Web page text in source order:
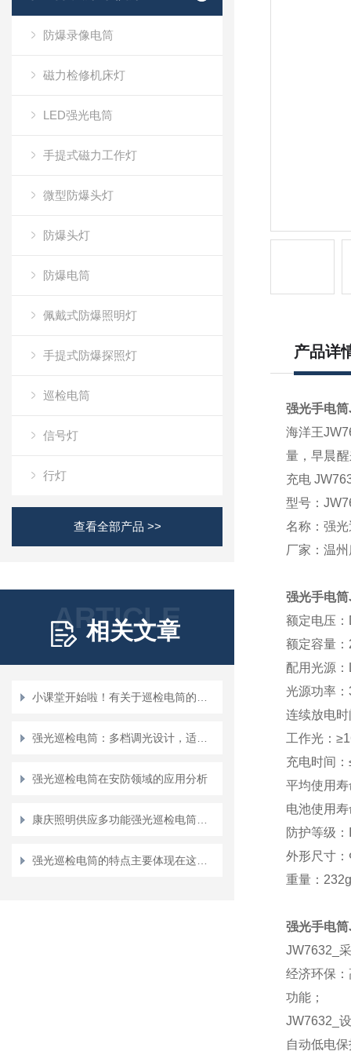
防爆录像电筒
磁力检修机床灯
LED强光电筒
手提式磁力工作灯
微型防爆头灯
防爆头灯
防爆电筒
佩戴式防爆照明灯
手提式防爆探照灯
巡检电筒
信号灯
行灯
查看全部产品 >>
ARTICLE
相关文章
强光巡检电筒在安防领域的应用分析
产品详
强光手电
海洋王
量，早晨
充电
型号：
名称：强
厂家：温
强光手电筒
额定电压：
额定容量：
配用光源：
光源功率：
连续放电
工作光：
充电时间：
平均使用寿
电池使用
防护等级：
外形尺寸：
重量： 232g
强光手电筒
JW7632_
经济环保
功能；
JW7632_
自动低电